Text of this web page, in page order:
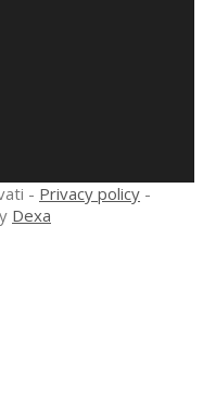
- Privacy policy -
Dexa